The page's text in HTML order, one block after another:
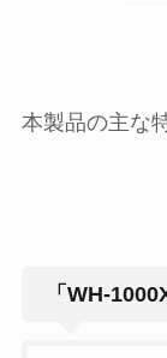
本製品の主な
「WH-